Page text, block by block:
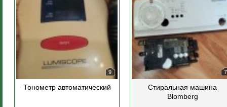
9
Тонометр автоматический
7
Стиральная машина
Blomberg